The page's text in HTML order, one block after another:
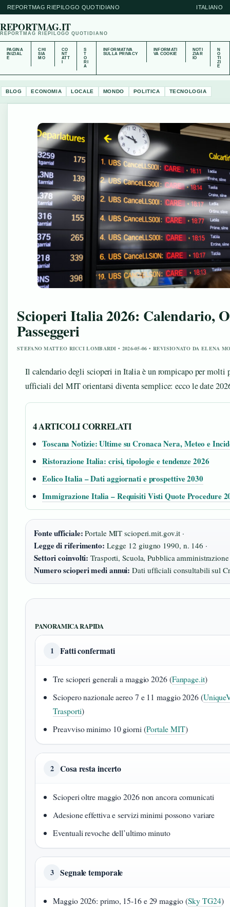
REPORTMAG RIEPILOGO QUOTIDIANO ITALIANO
REPORTMAG.IT
REPORTMAG RIEPILOGO QUOTIDIANO
PAGINA
INIZIAL
E
CHI
SIA
MO
CO
NT
ATT
S
T
O
RI
A
INFORMATIVA
SULLA PRIVACY
INFORMATI
VA COOKIE
NOTI
ZIAR
IO
N
O
TI
ZI
E
BLOG ECONOMIA LOCALE MONDO POLITICA TECNOLOGIA
Scioperi Italia 2026: Calendario,
Passeggeri
STEFANO MATTEO RICCI LOMBARDI • 2026-05-06 • REVISIONATO DA ELENA
Il calendario degli scioperi in Italia è un rompicapo per molti
ufficiali del MIT orientarsi diventa semplice: ecco le date
4 ARTICOLI CORRELATI
Toscana Notizie: Ultime su Cronaca Nera, Meteo e
Ristorazione Italia: crisi, tipologie e tendenze 2026
Eolico Italia – Dati aggiornati e prospettive 2030
Immigrazione Italia – Requisiti Visti Quote Procedure
Fonte ufficiale: Portale MIT scioperi.mit.gov.it ·
Legge di riferimento: Legge 12 giugno 1990, n. 146 ·
Settori coinvolti: Trasporti, Scuola, Pubblica amministrazione
Numero scioperi medi annui: Dati ufficiali consultabili sul
PANORAMICA RAPIDA
1 Fatti confermati
Tre scioperi generali a maggio 2026 (Fanpage.it)
Sciopero nazionale aereo 7 e 11 maggio 2026 (
Trasporti)
Preavviso minimo 10 giorni (Portale MIT)
2 Cosa resta incerto
Scioperi oltre maggio 2026 non ancora comunicati
Adesione effettiva e servizi minimi possono variare
Eventuali revoche dell’ultimo minuto
3 Segnale temporale
Maggio 2026: primo, 15‑16 e 29 maggio (Sky TG24)